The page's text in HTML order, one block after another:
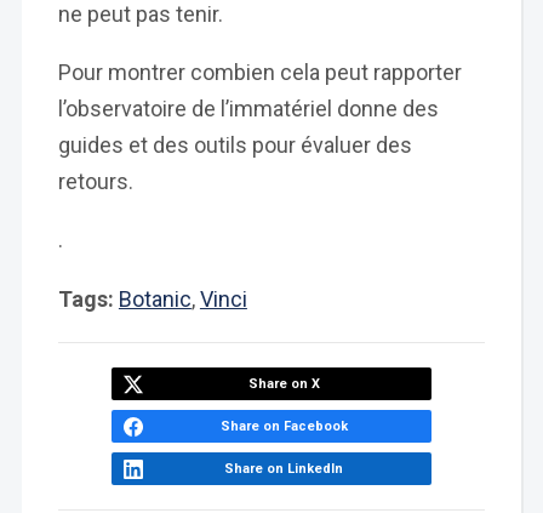
ne peut pas tenir.
Pour montrer combien cela peut rapporter
l’observatoire de l’immatériel donne des
guides et des outils pour évaluer des
retours.
.
Tags: Botanic,Vinci
Share on X
Share on Facebook
Share on LinkedIn